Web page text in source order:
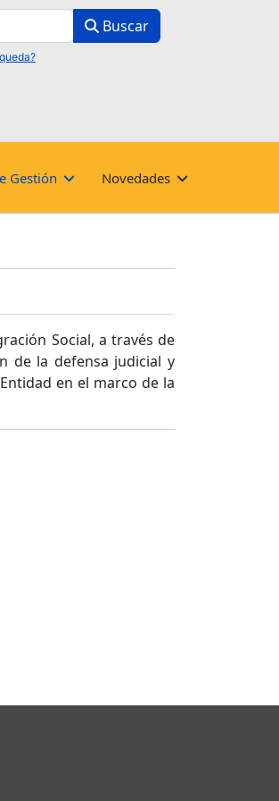
Buscar
Gestión Novedades
Social, a través de
de la defensa judicial y
en el marco de la